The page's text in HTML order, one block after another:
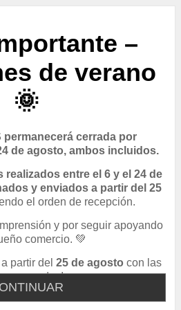
–
de verano
🌞
permanecerá cerrada por
de agosto, ambos incluidos.
entre el 6 y el 24 de
y enviados a partir del 25
el orden de recepción.
y por seguir apoyando
comercio. 💚
partir del 25 de agosto con las
cargadas!